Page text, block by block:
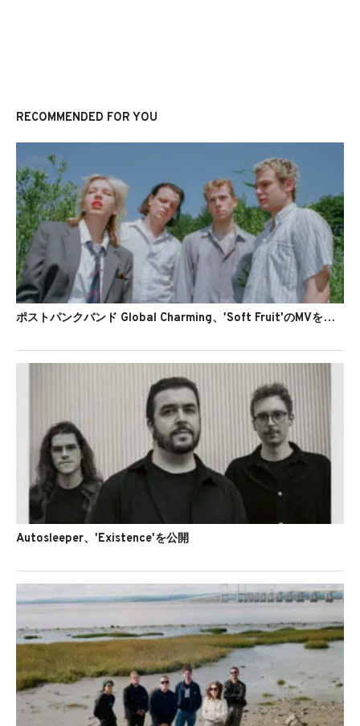
RECOMMENDED FOR YOU
ポストパンクバンド Global Charming、'Soft Fruit'のMVを公開
Autosleeper、'Existence'を公開